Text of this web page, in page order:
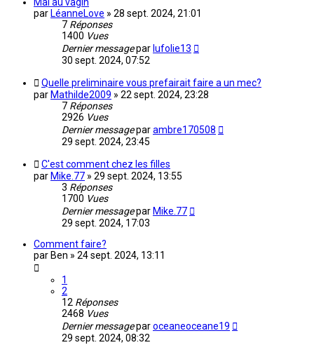
par LéanneLove » 28 sept. 2024, 21:01
7 Réponses
1400 Vues
Dernier messagepar lufolie13
30 sept. 2024, 07:52
Quelle preliminaire vous prefairait faire a un mec?
par Mathilde2009 » 22 sept. 2024, 23:28
7 Réponses
2926 Vues
Dernier messageparambre170508
29 sept. 2024, 23:45
C'est comment chez les filles
par Mike.77 » 29 sept. 2024, 13:55
3 Réponses
1700 Vues
Dernier messagepar Mike.77
29 sept. 2024, 17:03
Comment faire?
par Ben » 24 sept. 2024, 13:11
1
2
12 Réponses
2468 Vues
Dernier messageparoceaneoceane19
29 sept. 2024, 08:32